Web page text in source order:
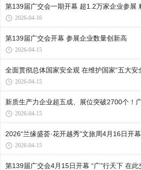
第139届广交会一期开幕 超1.2万家企业参展
2026-04-16
第139届广交会开幕 参展企业数量创新高
2026-04-15
全面贯彻总体国家安全观 在维护国家“五大安
2026-04-15
新质生产力企业超五成、展位突破2700个！
2026-04-15
2026“兰缘盛荟·花开越秀”文旅周4月16日开幕
2026-04-15
第139届广交会4月15日开幕 “广”行天下 在此